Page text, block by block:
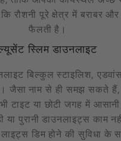
रौशनी पूरे क्षेत्र में बराबर
फैलती है।
स्लिम डाउनलाइट
बिल्कुल स्टाइलिश,
जैसा नाम से ही समझ सकते
टाइट या छोटी जगह में
या पुरानी डाउनलाइट्स काम
डिम होने की सुविधा के